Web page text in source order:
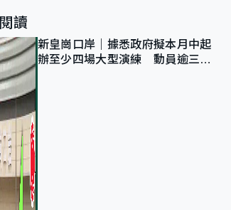
讀
新皇崗口岸｜據悉政府擬本月中起
辦至少四場大型演練 動員逾三萬